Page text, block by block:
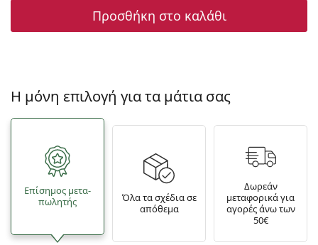
Προσθήκη στο καλάθι
Η μόνη επιλογή για τα μάτια σας
Επίσημος μετα­
πωλητής
Όλα τα σχέδια σε
απόθεμα
Δωρεάν
μεταφορικά για
αγορές άνω των
50€